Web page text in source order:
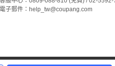
電子郵件：help_tw@coupang.com
利。